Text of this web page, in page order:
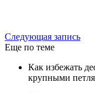
Следующая запись
Еще по теме
Как избежать
крупными